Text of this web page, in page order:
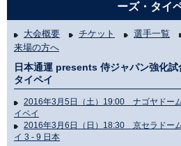
ーズ・タイ
大会概要 チケット 選手一覧
来場の方へ
日本通運 presents 侍ジャパン強化試
タイペイ
2016年3月5日（土）19:00 ナゴヤドー
イペイ
2016年3月6日（日）18:30 京セラドー
イ 3 - 9 日本